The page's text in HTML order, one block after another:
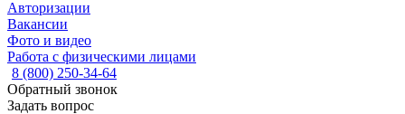
Авторизации
Вакансии
Фото и видео
Работа с физическими лицами
8 (800) 250-34-64
Обратный звонок
Задать вопрос